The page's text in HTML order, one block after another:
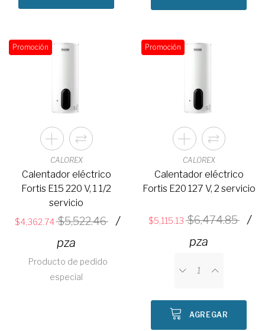
Promoción
CALOREX
Calentador eléctrico
Fortis E15 220 V, 1 1/2
servicio
4,362.74 5,522.46
/
pza
Producto de pedido
especial
Promoción
CALOREX
Calentador eléctrico
Fortis E20 127 V, 2 servicio
5,115.13 6,474.85
/
pza
AGREGAR